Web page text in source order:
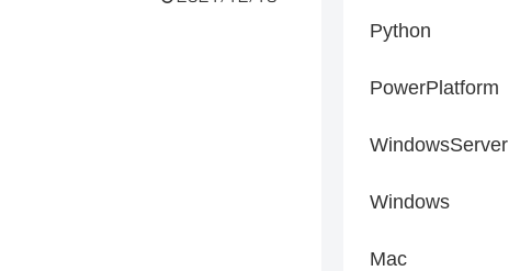
Python
PowerPlatform
WindowsServer
Windows
Mac